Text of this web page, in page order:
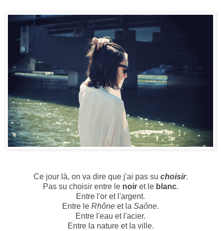
Ce jour là, on va dire que j'ai pas su choisir.
Pas su choisir entre le noiret le blanc.
Entre l'or et l'argent.
Entre le Rhône et la Saône.
Entre l'eau et l'acier.
Entre la nature et la ville.